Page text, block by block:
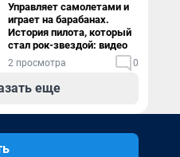
Управляет самолетами и
играет на барабанах.
История пилота, который
стал рок-звездой: видео
2 просмотра 0
еще